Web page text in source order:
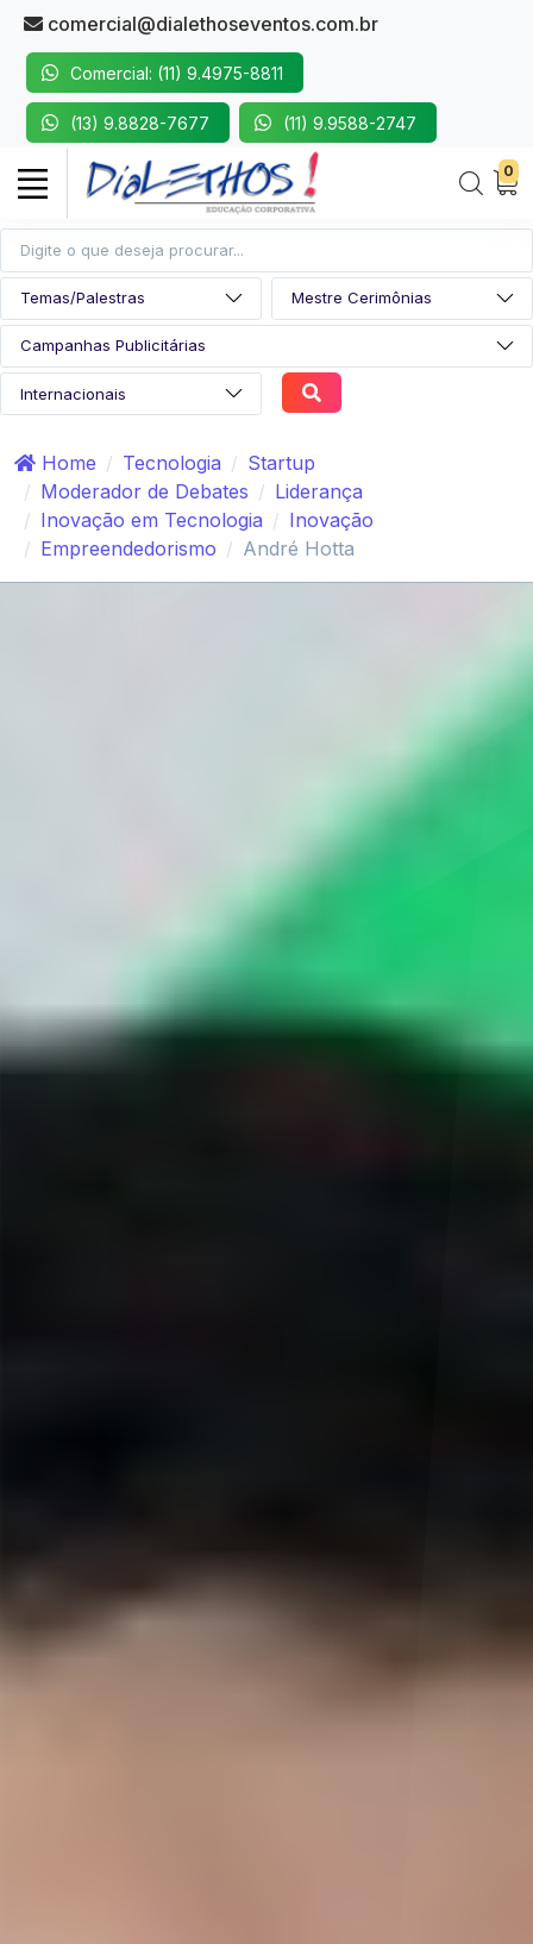
comercial@dialethoseventos.com.br
Comercial: (11) 9.4975-8811
(13) 9.8828-7677 (11) 9.9588-2747
0
Home Tecnologia
Startup
Moderador de Debates
Liderança
Inovação em Tecnologia
Inovação
Empreendedorismo
André Hotta